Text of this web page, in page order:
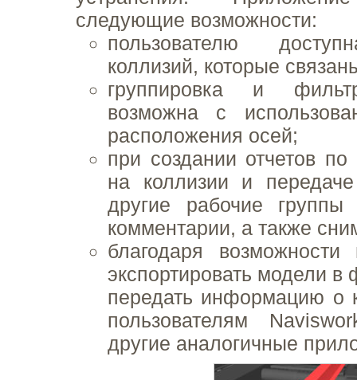
следующие возможности:
пользователю
коллизий, которые
группировка и
возможна с
расположения осей;
при создании отчетов
на коллизии и
другие рабочие
комментарии, а также
благодаря возможности
экспортировать модели в
передать информацию о
пользователям
другие аналогичные